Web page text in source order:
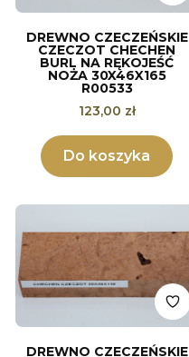
DREWNO CZECZEŃSKIE
CZECZOT CHECHEN
BURL NA RĘKOJEŚĆ
NOŻA 30X46X165
R00533
Cena
123,00 zł
Do koszyka
DREWNO CZECZEŃSKIE